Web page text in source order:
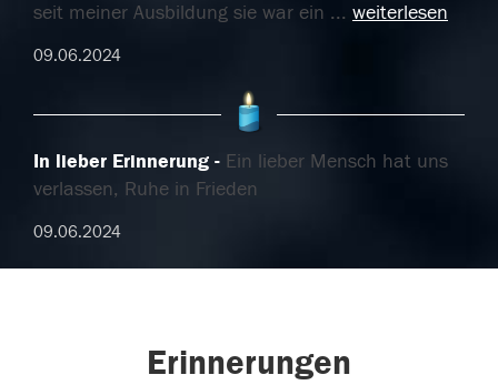
seit meiner Ausbildung sie war ein ... weiterlesen
09.06.2024
In lieber Erinnerung
Ein lieber Mensch hat uns
verlassen, Ruhe in Frieden
09.06.2024
Erinnerungen